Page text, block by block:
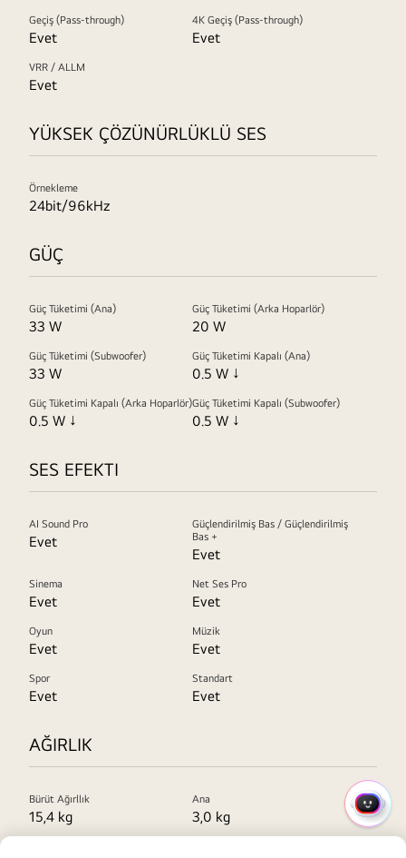
Geçiş (Pass-through)
Evet
4K Geçiş (Pass-through)
Evet
VRR / ALLM
Evet
YÜKSEK ÇÖZÜNÜRLÜKLÜ SES
Örnekleme
24bit/96kHz
GÜÇ
Güç Tüketimi (Ana)
33 W
Güç Tüketimi (Arka Hoparlör)
20 W
Güç Tüketimi (Subwoofer)
33 W
Güç Tüketimi Kapalı (Ana)
0.5 W ↓
Güç Tüketimi Kapalı (Arka Hoparlör)
0.5 W ↓
Güç Tüketimi Kapalı (Subwoofer)
0.5 W ↓
SES EFEKTI
AI Sound Pro
Evet
Güçlendirilmiş Bas / Güçlendirilmiş
Bas +
Evet
Sinema
Evet
Net Ses Pro
Evet
Oyun
Evet
Müzik
Evet
Spor
Evet
Standart
Evet
AĞIRLIK
Bürüt Ağırllık
15,4 kg
Ana
3,0 kg
HIZLI
MENÜ